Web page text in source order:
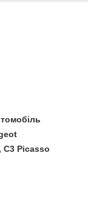
C3 Picasso